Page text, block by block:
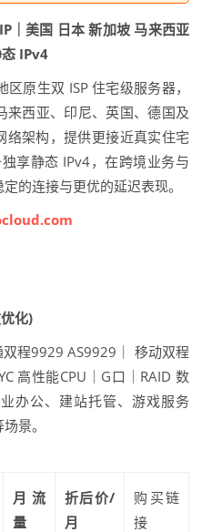
｜美国 日本 新加坡 马来西亚
IPv4
原生双 ISP 住宅级服务器，
来西亚、印尼、英国、德国及
络架构，提供更接近真实住宅
享静态 IPv4，在跨境业务与
的连接与更优的延迟表现。
化)
程9929 AS9929｜ 移动双程
高性能CPU｜G口｜RAID 数
办公、建站托管、游戏服务
景。
月流
量
折后价/
月
购买链
接